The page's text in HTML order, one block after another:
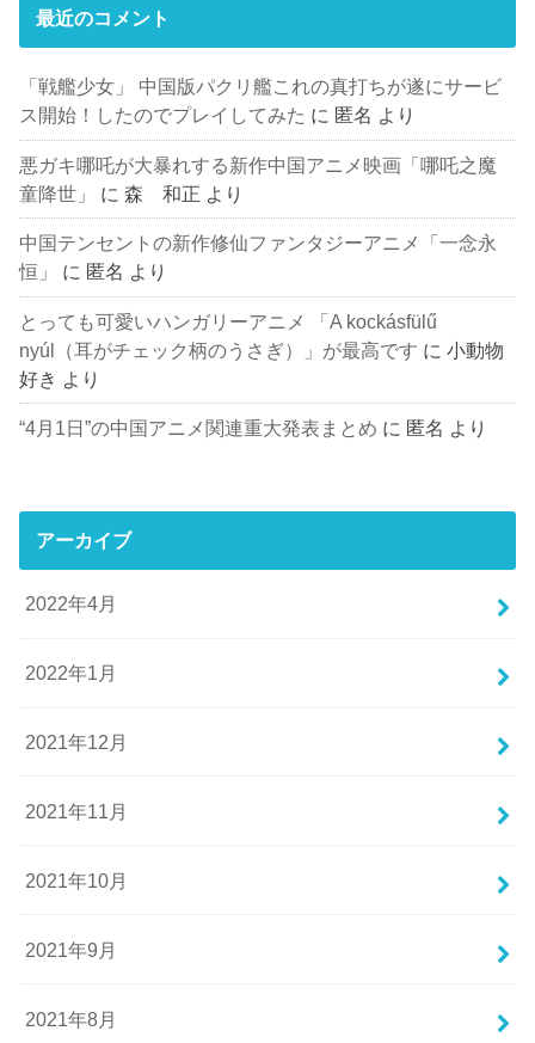
最近のコメント
「戦艦少女」 中国版パクリ艦これの真打ちが遂にサービ
ス開始！したのでプレイしてみた に 匿名 より
悪ガキ哪吒が大暴れする新作中国アニメ映画「哪吒之魔
童降世」
に森 和正 より
中国テンセントの新作修仙ファンタジーアニメ「一念永
恒」
に 匿名 より
とっても可愛いハンガリーアニメ 「A kockásfülű
nyúl（耳がチェック柄のうさぎ）」が最高です に小動物
好き より
“4月1日”の中国アニメ関連重大発表まとめ に 匿名 より
アーカイブ
2022年4月
2022年1月
2021年12月
2021年11月
2021年10月
2021年9月
2021年8月